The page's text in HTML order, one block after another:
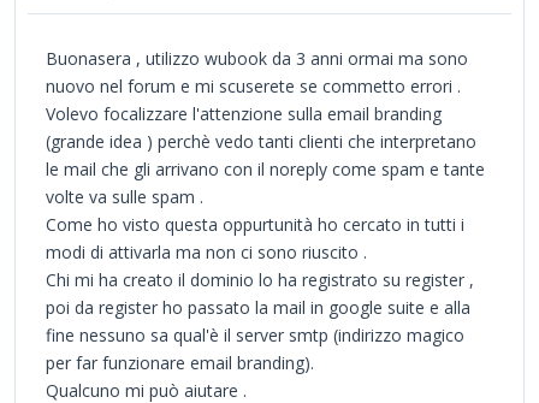
Buonasera , utilizzo wubook da 3 anni ormai ma sono
nuovo nel forum e mi scuserete se commetto errori .
Volevo focalizzare l'attenzione sulla email branding
(grande idea ) perchè vedo tanti clienti che interpretano
le mail che gli arrivano con il noreply come spam e tante
volte va sulle spam .
Come ho visto questa oppurtunità ho cercato in tutti i
modi di attivarla ma non ci sono riuscito .
Chi mi ha creato il dominio lo ha registrato su register ,
poi da register ho passato la mail in google suite e alla
fine nessuno sa qual'è il server smtp (indirizzo magico
per far funzionare email branding).
Qualcuno mi può aiutare .